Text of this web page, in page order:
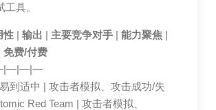
具。
性| 输出 | 主要竞争对手| 能力聚焦|
免费/付费
到适中 | 攻击者模拟、攻击成功/失
Red Team | 攻击者模拟、